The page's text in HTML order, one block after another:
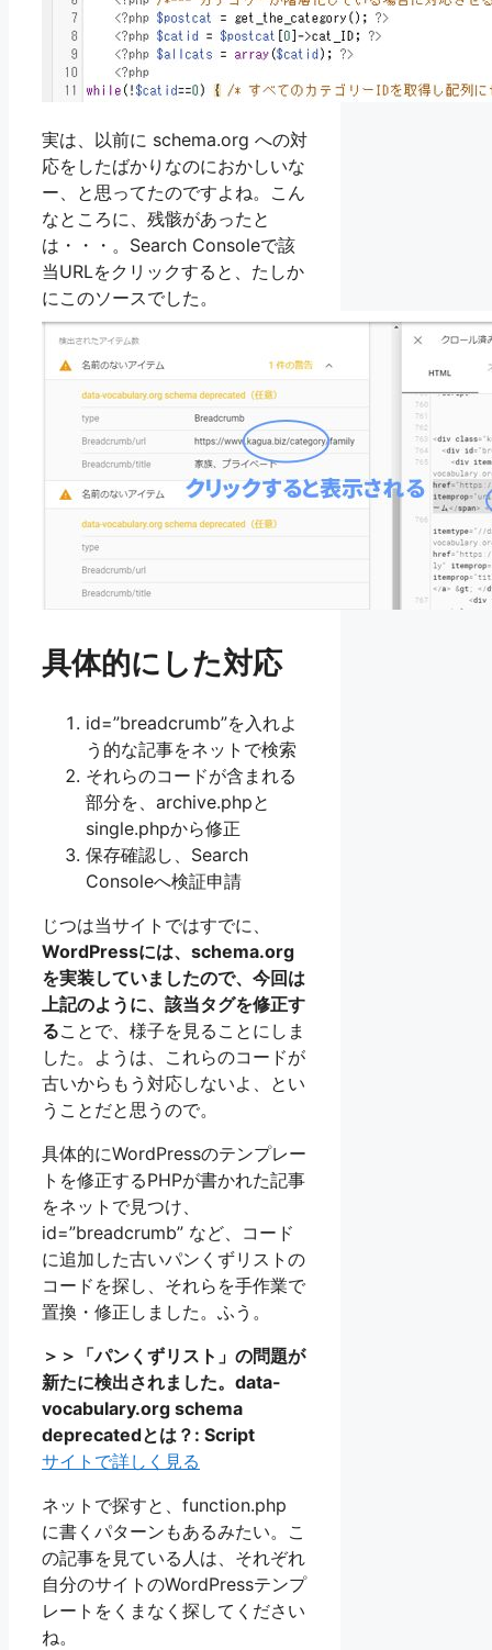
実は、以前に schema.org への対
応をしたばかりなのにおかしいな
ー、と思ってたのですよね。こん
なところに、残骸があったと
は・・・。Search Consoleで該
当URLをクリックすると、たしか
にこのソースでした。
具体的にした対応
id=”breadcrumb”を入れよ
う的な記事をネットで検索
それらのコードが含まれる
部分を、archive.phpと
single.phpから修正
保存確認し、Search
Consoleへ検証申請
じつは当サイトではすでに、
WordPressには、schema.org
を実装していましたので、今回は
上記のように、該当タグを修正す
ることで、様子を見ることにしま
した。ようは、これらのコードが
古いからもう対応しないよ、とい
うことだと思うので。
具体的にWordPressのテンプレー
トを修正するPHPが書かれた記事
をネットで見つけ、
id=”breadcrumb” など、コード
に追加した古いパンくずリストの
コードを探し、それらを手作業で
置換・修正しました。ふう。
＞＞「パンくずリスト」の問題が
新たに検出されました。data-
vocabulary.org schema
deprecatedとは？: Script
サイトで詳しく見る
ネットで探すと、function.php
に書くパターンもあるみたい。こ
の記事を見ている人は、それぞれ
自分のサイトのWordPressテンプ
レートをくまなく探してください
ね。